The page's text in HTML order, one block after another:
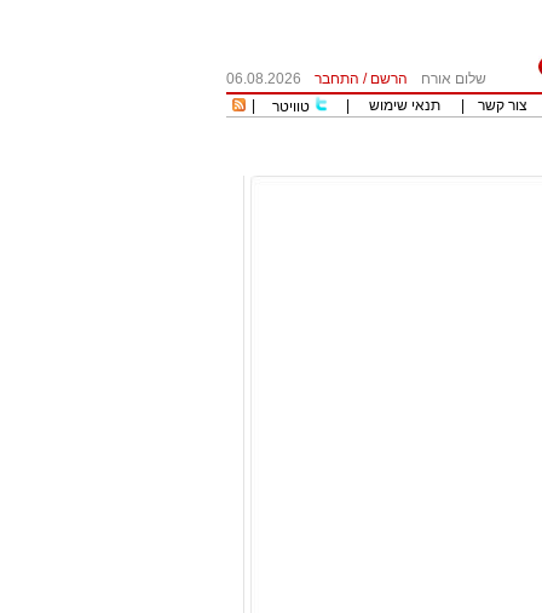
שלום אורח הרשם / התחבר
06.08.2026
צור קשר תנאי שימוש טוויטר